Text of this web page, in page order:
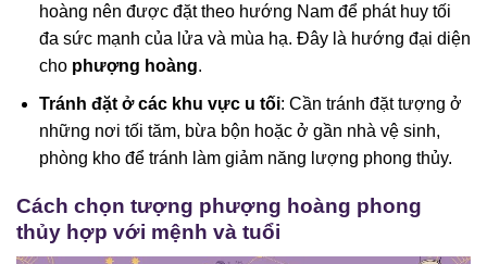
hoàng nên được đặt theo hướng Nam để phát huy tối
đa sức mạnh của lửa và mùa hạ. Đây là hướng đại diện
cho phượng hoàng.
Tránh đặt ở các khu vực u tối: Cần tránh đặt tượng ở
những nơi tối tăm, bừa bộn hoặc ở gần nhà vệ sinh,
phòng kho để tránh làm giảm năng lượng phong thủy.
Cách chọn tượng phượng hoàng phong
thủy hợp với mệnh và tuổi